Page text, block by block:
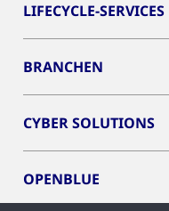
LIFECYCLE-SERVICES
BRANCHEN
CYBER SOLUTIONS
OPENBLUE